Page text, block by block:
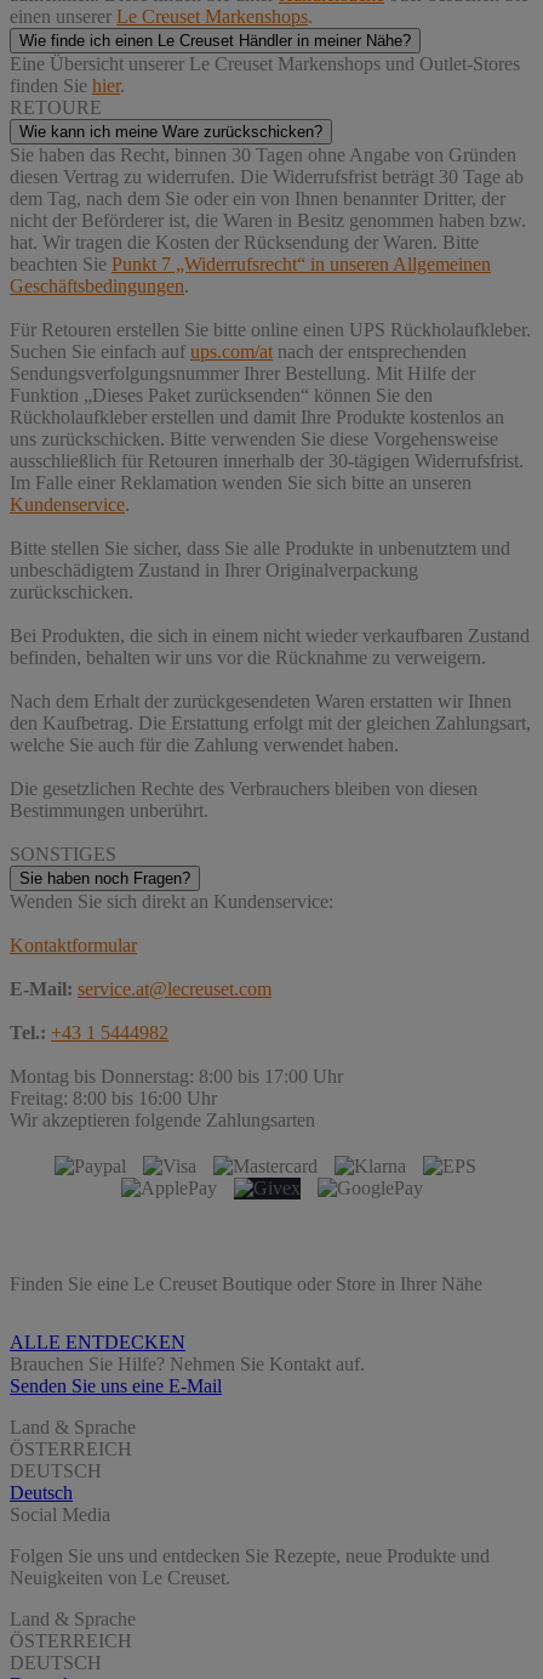
einen unserer Le Creuset Markenshops.
Wie finde ich einen Le Creuset Händler in meiner Nähe?
Eine Übersicht unserer Le Creuset Markenshops und Outlet-Stores
finden Sie hier.
RETOURE
Wie kann ich meine Ware zurückschicken?
Sie haben das Recht, binnen 30 Tagen ohne Angabe von Gründen
diesen Vertrag zu widerrufen. Die Widerrufsfrist beträgt 30 Tage ab
dem Tag, nach dem Sie oder ein von Ihnen benannter Dritter, der
nicht der Beförderer ist, die Waren in Besitz genommen haben bzw.
hat. Wir tragen die Kosten der Rücksendung der Waren. Bitte
beachten Sie Punkt 7 „Widerrufsrecht“ in unseren Allgemeinen
Geschäftsbedingungen.
Für Retouren erstellen Sie bitte online einen UPS Rückholaufkleber.
Suchen Sie einfach auf ups.com/at nach der entsprechenden
Sendungsverfolgungsnummer Ihrer Bestellung. Mit Hilfe der
Funktion „Dieses Paket zurücksenden“ können Sie den
Rückholaufkleber erstellen und damit Ihre Produkte kostenlos an
uns zurückschicken. Bitte verwenden Sie diese Vorgehensweise
ausschließlich für Retouren innerhalb der 30-tägigen Widerrufsfrist.
Im Falle einer Reklamation wenden Sie sich bitte an unseren
Kundenservice.
Bitte stellen Sie sicher, dass Sie alle Produkte in unbenutztem und
unbeschädigtem Zustand in Ihrer Originalverpackung
zurückschicken.
Bei Produkten, die sich in einem nicht wieder verkaufbaren Zustand
befinden, behalten wir uns vor die Rücknahme zu verweigern.
Nach dem Erhalt der zurückgesendeten Waren erstatten wir Ihnen
den Kaufbetrag. Die Erstattung erfolgt mit der gleichen Zahlungsart,
welche Sie auch für die Zahlung verwendet haben.
Die gesetzlichen Rechte des Verbrauchers bleiben von diesen
Bestimmungen unberührt.
SONSTIGES
Sie haben noch Fragen?
Wenden Sie sich direkt an Kundenservice:
Kontaktformular
E-Mail: service.at@lecreuset.com
Tel.: +43 1 5444982
Montag bis Donnerstag: 8:00 bis 17:00 Uhr
Freitag: 8:00 bis 16:00 Uhr
Wir akzeptieren folgende Zahlungsarten
Finden Sie eine Le Creuset Boutique oder Store in Ihrer Nähe
ALLE ENTDECKEN
Brauchen Sie Hilfe? Nehmen Sie Kontakt auf.
Senden Sie uns eine E-Mail
Land & Sprache
ÖSTERREICH
DEUTSCH
Deutsch
Social Media
Folgen Sie uns und entdecken Sie Rezepte, neue Produkte und
Neuigkeiten von Le Creuset.
Land & Sprache
ÖSTERREICH
DEUTSCH